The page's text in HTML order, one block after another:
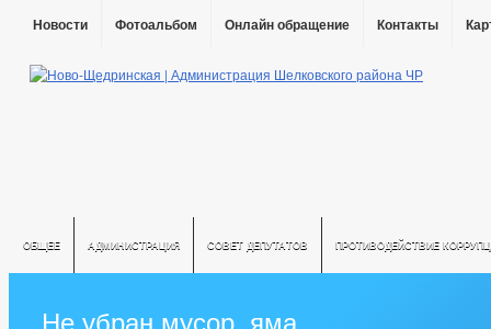
Новости Фотоальбом Онлайн обращение Контакты
ОБЩЕЕ АДМИНИСТРАЦИЯ СОВЕТ ДЕПУТАТОВ ПРОТИВОДЕЙСТВИЕ
Не убран мусор, яма